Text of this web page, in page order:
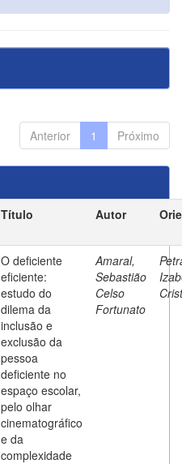
Anterior 1 Próximo
Título Autor
O deficiente
eficiente:
estudo do
dilema da
inclusão e
exclusão da
pessoa
deficiente no
espaço escolar,
pelo olhar
cinematográfico
e da
complexidade
Amaral,
Sebastião
Celso
Fortunato